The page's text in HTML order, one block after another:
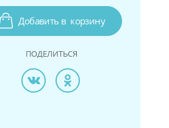
Добавить в корзину
ПОДЕЛИТЬСЯ